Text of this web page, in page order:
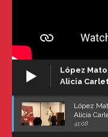
López
Alicia
López
Alicia
Carroll
41:08